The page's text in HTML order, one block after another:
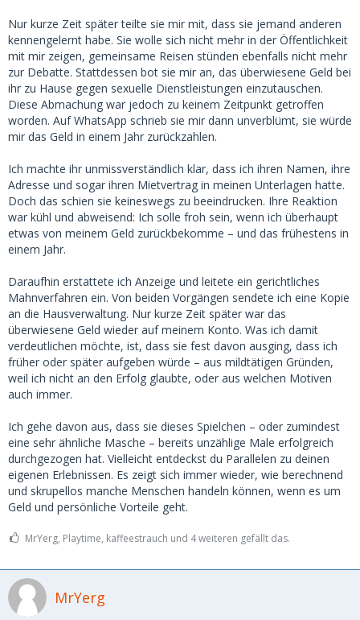
Nur kurze Zeit später teilte sie mir mit, dass sie jemand anderen
kennengelernt habe. Sie wolle sich nicht mehr in der Öffentlichkeit
mit mir zeigen, gemeinsame Reisen stünden ebenfalls nicht mehr
zur Debatte. Stattdessen bot sie mir an, das überwiesene Geld bei
ihr zu Hause gegen sexuelle Dienstleistungen einzutauschen.
Diese Abmachung war jedoch zu keinem Zeitpunkt getroffen
worden. Auf WhatsApp schrieb sie mir dann unverblümt, sie würde
mir das Geld in einem Jahr zurückzahlen.
Ich machte ihr unmissverständlich klar, dass ich ihren Namen, ihre
Adresse und sogar ihren Mietvertrag in meinen Unterlagen hatte.
Doch das schien sie keineswegs zu beeindrucken. Ihre Reaktion
war kühl und abweisend: Ich solle froh sein, wenn ich überhaupt
etwas von meinem Geld zurückbekomme – und das frühestens in
einem Jahr.
Daraufhin erstattete ich Anzeige und leitete ein gerichtliches
Mahnverfahren ein. Von beiden Vorgängen sendete ich eine Kopie
an die Hausverwaltung. Nur kurze Zeit später war das
überwiesene Geld wieder auf meinem Konto. Was ich damit
verdeutlichen möchte, ist, dass sie fest davon ausging, dass ich
früher oder später aufgeben würde – aus mildtätigen Gründen,
weil ich nicht an den Erfolg glaubte, oder aus welchen Motiven
auch immer.
Ich gehe davon aus, dass sie dieses Spielchen – oder zumindest
eine sehr ähnliche Masche – bereits unzählige Male erfolgreich
durchgezogen hat. Vielleicht entdeckst du Parallelen zu deinen
eigenen Erlebnissen. Es zeigt sich immer wieder, wie berechnend
und skrupellos manche Menschen handeln können, wenn es um
Geld und persönliche Vorteile geht.
MrYerg, Playtime, kaffeestrauch und 4 weiteren gefällt das.
MrYerg